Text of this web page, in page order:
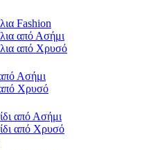
Fashion
από Ασήμι
από Χρυσό
Ασήμι
Χρυσό
από Ασήμι
από Χρυσό